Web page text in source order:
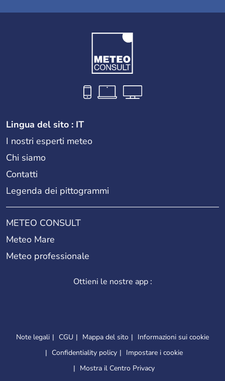
Lingua del sito : IT
I nostri esperti meteo
Chi siamo
Contatti
Legenda dei pittogrammi
METEO CONSULT
Meteo Mare
Meteo professionale
Ottieni le nostre app :
Note legali CGU Mappa del sito
Informazioni sui cookie
Confidentiality policy
Impostare i cookie
Mostra il Centro Privacy